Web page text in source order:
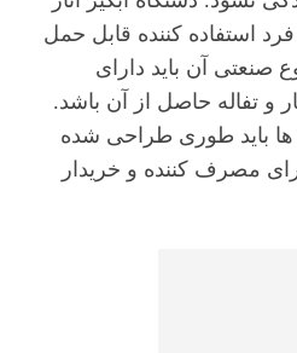
استفاده کننده قابل حمل
صنعتی آن باید دارای
و تفاله حاصل از آن باشد.
ها باید طوری طراحی شده
مصرف کننده و خریدار